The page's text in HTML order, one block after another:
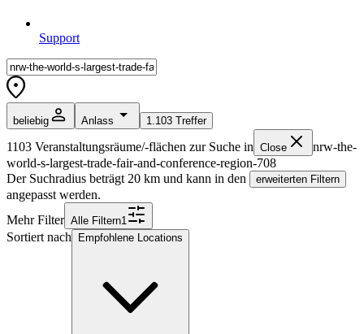
Support
beliebig Anlass 1.103 Treffer
1103 Veranstaltungsräume/-flächen zur Suche in Close
nrw-the-
world-s-largest-trade-fair-and-conference-region-708
Der Suchradius beträgt 20 km und kann in den erweiterten Filtern
angepasst werden.
Mehr Filter Alle Filtern1
Sortiert nach Empfohlene Locations